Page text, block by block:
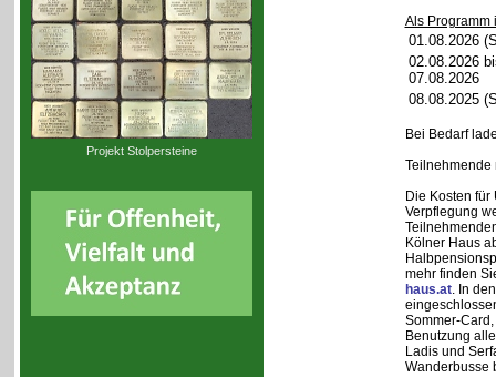
Projekt Stolpersteine
Als Programm
01.08.2026
02.08.2026
07.08.2026
08.08.2025
Bei Bedarf
Teilnehmende
Die Kosten für
Verpflegung
Kölner Haus
mehr finden
haus.at. In
Sommer-
Benutzung
Ladis und
Wanderbusse